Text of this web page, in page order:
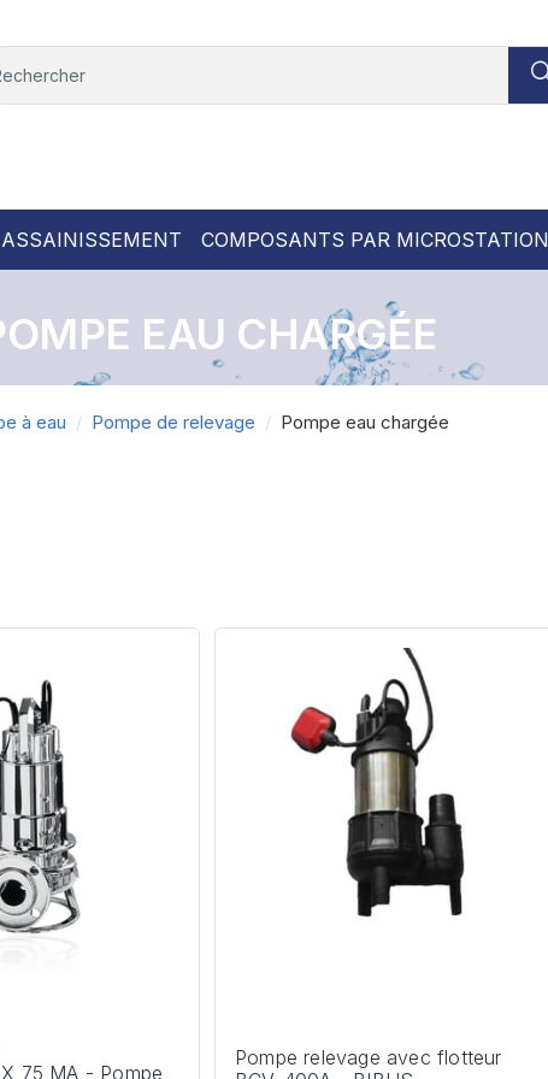
ASSAINISSEMENT COMPOSANTS PAR MICROSTATION
EAU CHARGÉE
à eau Pompe de relevage Pompe eau chargée
75 MA - Pompe
Pompe relevage avec flotteur